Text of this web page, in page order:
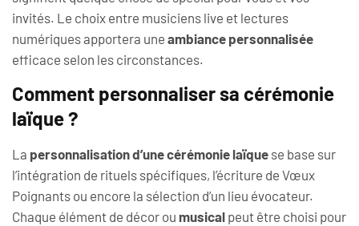
invités. Le choix entre musiciens live et lectures
numériques apportera une ambiance personnalisée
efficace selon les circonstances.
Comment personnaliser sa cérémonie
laïque ?
La personnalisation d’une cérémonie laïque se base sur
l’intégration de rituels spécifiques, l’écriture de Vœux
Poignants ou encore la sélection d’un lieu évocateur.
Chaque élément de décor ou musical peut être choisi pour